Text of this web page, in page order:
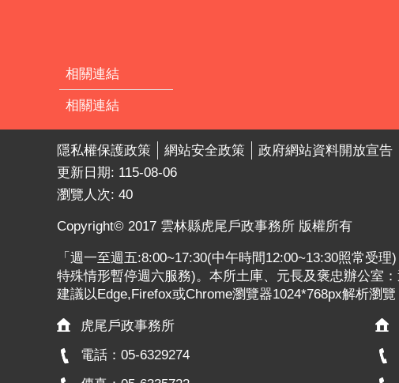
相關連結
相關連結
隱私權保護政策 網站安全政策
政府網站資料開放宣告
更新日期: 115-08-06
瀏覽人次: 40
Copyright© 2017 雲林縣虎尾戶政事務所 版權所有
「週一至週五:8:00~17:30(中午時間12:00~13:30照常受
特殊情形暫停週六服務)。本所土庫、元長及褒忠辦公室
建議以Edge,Firefox或Chrome瀏覽器1024*768px解析瀏覽
虎尾戶政事務所
電話：05-6329274